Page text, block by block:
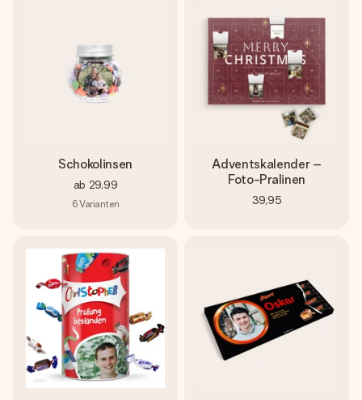
Schokolinsen
ab 29,99
6Varianten
Adventskalender –
Foto-Pralinen
39,95